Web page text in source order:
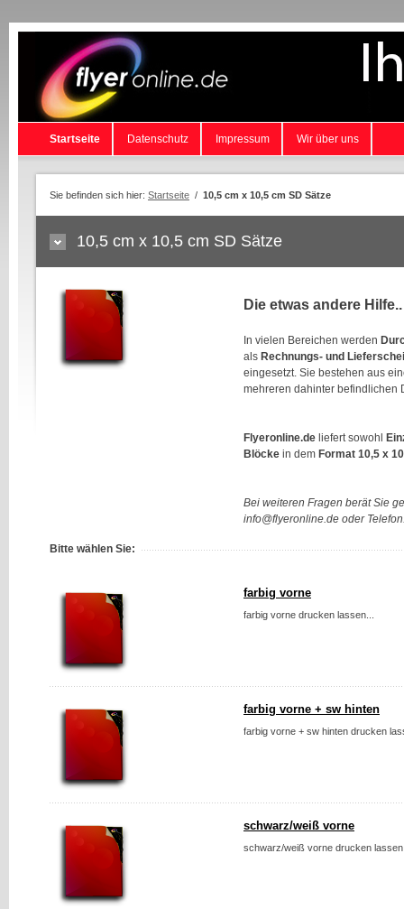
Startseite Datenschutz Impressum Wir über uns
Sie befinden sich hier: Startseite / 10,5 cm x 10,5 cm SD Sätze
10,5 cm x 10,5 cm SD Sätze
Die etwas andere Hilfe..
In vielen Bereichen werden
als Rechnungs- und
eingesetzt. Sie bestehen aus
mehreren dahinter befindlichen
Flyeronline.de liefert sowohl
Blöcke in dem Format 10,5 x
Bei weiteren Fragen berät Sie
info@flyeronline.de oder
Bitte wählen Sie:
farbig vorne
farbig vorne drucken lassen...
farbig vorne + sw hinten
farbig vorne + sw hinten drucken
schwarz/weiß vorne
schwarz/weiß vorne drucken